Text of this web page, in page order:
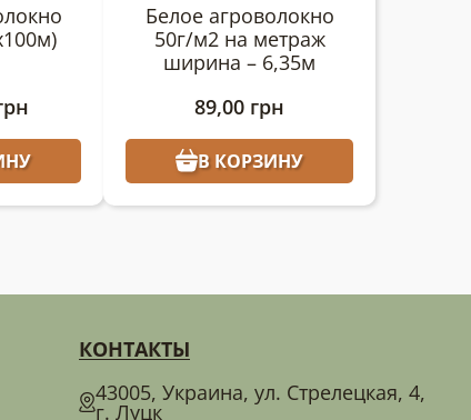
Белое агроволокно
50г/м2 на метраж
ширина – 6,35м
89,00 грн
В КОРЗИНУ
КОНТАКТЫ
43005, Украина, ул. Стрелецкая, 4,
г. Луцк